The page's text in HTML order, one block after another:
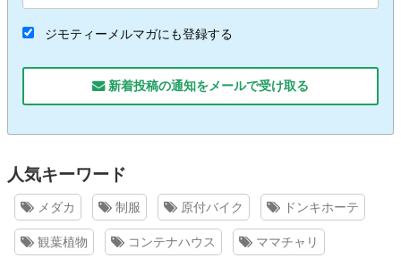
ジモティーメルマガにも登録する
新着投稿の通知をメールで受け取る
人気キーワード
メダカ 制服 原付バイク ドンキホーテ
観葉植物 コンテナハウス ママチャリ